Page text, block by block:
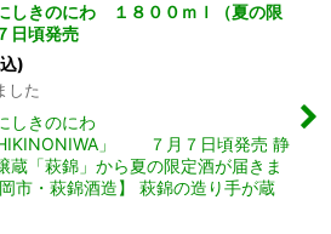
きのにわ １８００ｍｌ（夏の限
日頃発売
)
した
しきのにわ
」 ７月７日頃発売 静
蔵「萩錦」から夏の限定酒が届きま
市・萩錦酒造】 萩錦の造り手が蔵